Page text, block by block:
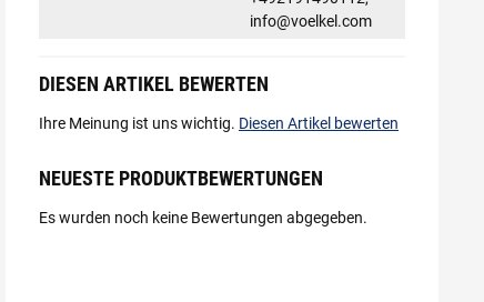
info@voelkel.com
DIESEN ARTIKEL BEWERTEN
Ihre Meinung ist uns wichtig. Diesen Artikel bewerten
NEUESTE PRODUKTBEWERTUNGEN
Es wurden noch keine Bewertungen abgegeben.